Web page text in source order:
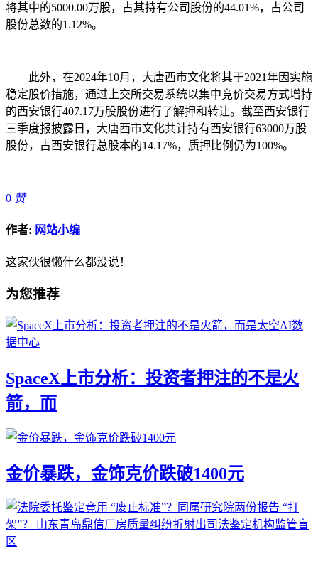
将其中的5000.00万股，占其持有公司股份的44.01%，占公司
股份总数的1.12%。
此外，在2024年10月，大唐西市文化将其于2021年因实施
稳定股价措施，通过上交所交易系统以集中竞价交易方式增持
的西安银行407.17万股股份进行了解押和转让。截至西安银行
三季度报披露日，大唐西市文化共计持有西安银行63000万股
股份，占西安银行总股本的14.17%，质押比例仍为100%。
0 赞
作者: 网站小编
这家伙很懒什么都没说！
为您推荐
SpaceX上市分析：投资者押注的不是火
箭，而
金价暴跌，金饰克价跌破1400元